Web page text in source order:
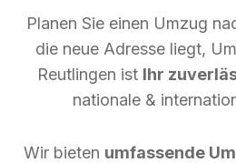
Planen Sie einen Umzug
die neue Adresse liegt,
Reutlingen ist Ihr
nationale &
Wir bieten umfassende